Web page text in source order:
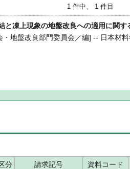
1 件中、 1 件目
と凍上現象の地盤改良への適用に関す
・地盤改良部門委員会／編] -- 日本材
分 請求記号
資料コード